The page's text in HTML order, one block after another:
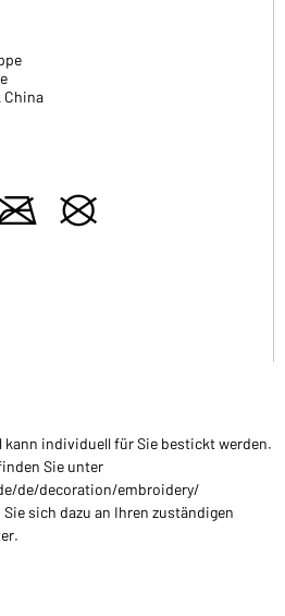
China
U
kann individuell für Sie bestickt werden.
Sie unter
de/decoration/embroidery/
sich dazu an Ihren zuständigen